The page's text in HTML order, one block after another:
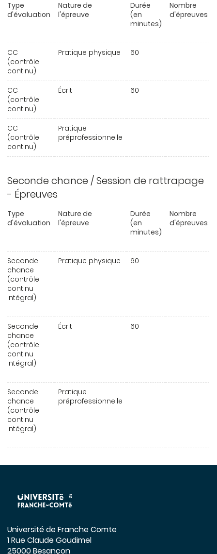
Type
d'évaluation
Nature de
l'épreuve
Durée
(en
minutes)
Nombre
d'épreuves
CC
(contrôle
continu)
Pratique physique 60
CC
(contrôle
continu)
Écrit 60
CC
(contrôle
continu)
Pratique
préprofessionnelle
Seconde chance / Session de rattrapage
- Épreuves
Type
d'évaluation
Nature de
l'épreuve
Durée
(en
minutes)
Nombre
d'épreuves
Seconde
chance
(contrôle
continu
intégral)
Pratique physique 60
Seconde
chance
(contrôle
continu
intégral)
Écrit 60
Seconde
chance
(contrôle
continu
intégral)
Pratique
préprofessionnelle
Université de Franche Comte
1 Rue Claude Goudimel
25000 Besançon